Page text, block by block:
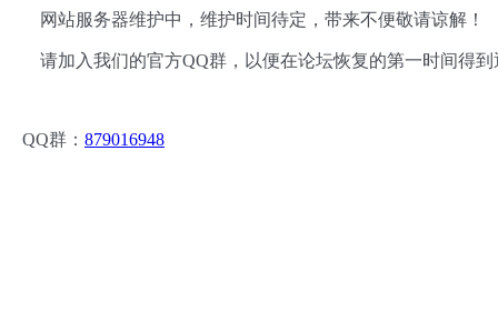
网站服务器维护中，维护时间待定，带来不便敬请谅解！
请加入我们的官方QQ群，以便在论坛恢复的第一时间得到
QQ群： 879016948